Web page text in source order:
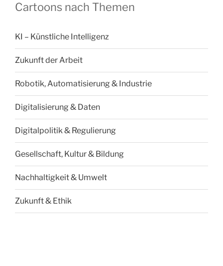
Cartoons nach Themen
KI – Künstliche Intelligenz
Zukunft der Arbeit
Robotik, Automatisierung & Industrie
Digitalisierung & Daten
Digitalpolitik & Regulierung
Gesellschaft, Kultur & Bildung
Nachhaltigkeit & Umwelt
Zukunft & Ethik